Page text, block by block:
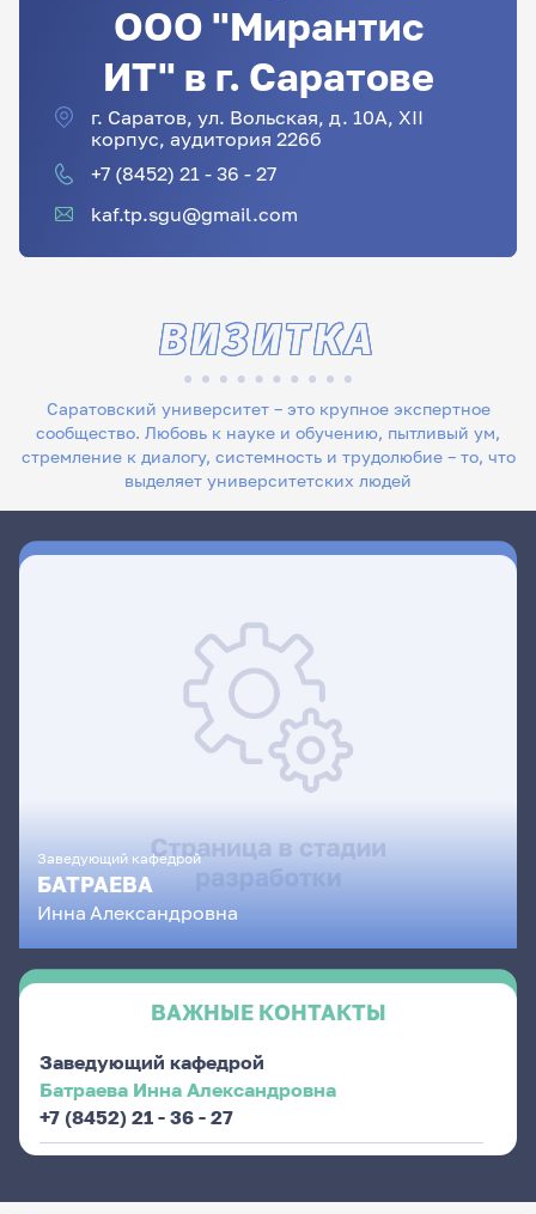
ООО "Мирантис
ИТ" в г. Саратове
г. Саратов, ул. Вольская, д. 10А, XII
корпус, аудитория 226б
+7 (8452) 21 - 36 - 27
kaf.tp.sgu@gmail.com
Саратовский университет – это крупное экспертное
сообщество. Любовь к науке и обучению, пытливый ум,
стремление к диалогу, системность и трудолюбие – то, что
выделяет университетских людей
ВИЗИТКА
Заведующий кафедрой
БАТРАЕВА
Инна Александровна
ВАЖНЫЕ КОНТАКТЫ
Заведующий кафедрой
Батраева Инна Александровна
+7 (8452) 21 - 36 - 27